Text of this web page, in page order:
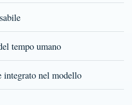
tempo umano
integrato nel modello